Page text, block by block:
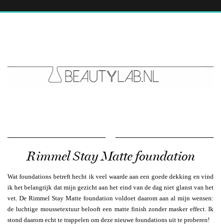
Rimmel Stay Matte foundation
Wat foundations betreft hecht ik veel waarde aan een goede dekking en vind
ik het belangrijk dat mijn gezicht aan het eind van de dag niet glanst van het
vet. De Rimmel Stay Matte foundation voldoet daarom aan al mijn wensen:
de luchtige moussetextuur belooft een matte finish zonder masker effect. Ik
stond daarom echt te trappelen om deze nieuwe foundations uit te proberen!